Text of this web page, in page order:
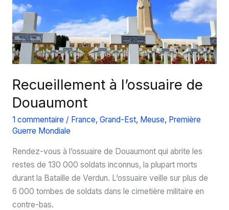
de
la
Grande
Guerre
Recueillement à l’ossuaire de
Douaumont
1 commentaire / France, Grand-Est, Meuse, Première
Guerre Mondiale
Rendez-vous à l’ossuaire de Douaumont qui abrite les
restes de 130 000 soldats inconnus, la plupart morts
durant la Bataille de Verdun. L’ossuaire veille sur plus de
6 000 tombes de soldats dans le cimetière militaire en
contre-bas.